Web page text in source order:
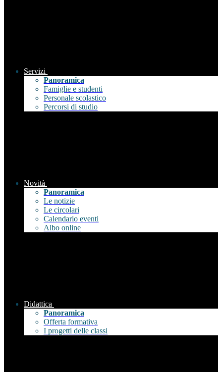
Servizi
Panoramica
Famiglie e studenti
Personale scolastico
Percorsi di studio
Novità
Panoramica
Le notizie
Le circolari
Calendario eventi
Albo online
Didattica
Panoramica
Offerta formativa
I progetti delle classi